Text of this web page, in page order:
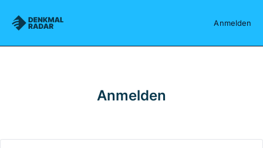
Denkmalradar Anmelden
Anmelden